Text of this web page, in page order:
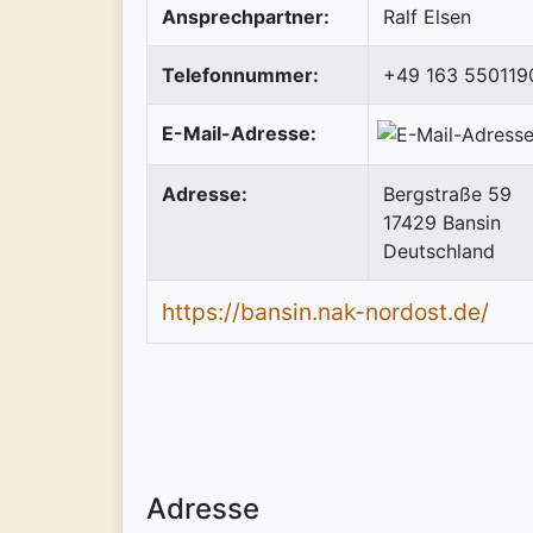
Ansprechpartner: Ralf Elsen
Telefonnummer: +49 163
E-Mail-Adresse:
Adresse:
Bergstraße 59
17429 Bansin
Deutschland
https://bansin.nak-nordost.de/
Adresse